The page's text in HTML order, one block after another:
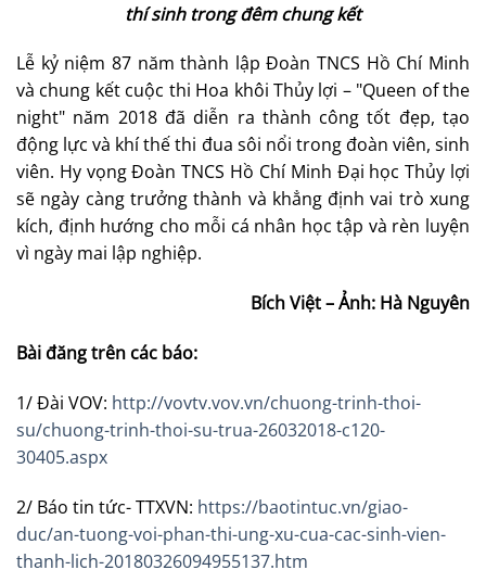
thí sinh trong đêm chung kết
Lễ kỷ niệm 87 năm thành lập Đoàn TNCS Hồ Chí Minh
và chung kết cuộc thi Hoa khôi Thủy lợi – "Queen of the
night" năm 2018 đã diễn ra thành công tốt đẹp, tạo
động lực và khí thế thi đua sôi nổi trong đoàn viên, sinh
viên. Hy vọng Đoàn TNCS Hồ Chí Minh Đại học Thủy lợi
sẽ ngày càng trưởng thành và khẳng định vai trò xung
kích, định hướng cho mỗi cá nhân học tập và rèn luyện
vì ngày mai lập nghiệp.
Bích Việt – Ảnh: Hà Nguyên
Bài đăng trên các báo:
1/ Đài VOV: http://vovtv.vov.vn/chuong-trinh-thoi-
su/chuong-trinh-thoi-su-trua-26032018-c120-
30405.aspx
2/ Báo tin tức- TTXVN: https://baotintuc.vn/giao-
duc/an-tuong-voi-phan-thi-ung-xu-cua-cac-sinh-vien-
thanh-lich-20180326094955137.htm